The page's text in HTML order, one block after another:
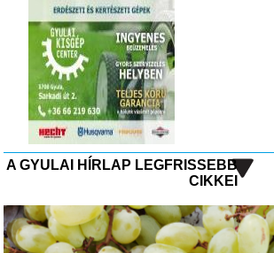
A GYULAI HÍRLAP LEGFRISSEBB
CIKKEI